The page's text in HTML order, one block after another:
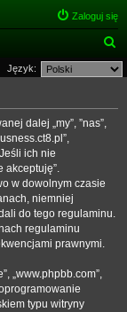
Zaloguj się
z
Język:
dalej „my”, ”nas”,
ich nie
akceptuję”.
w dowolnym czasie
niemniej
do tego regulaminu.
regulaminu
prawnymi.
„www.phpbb.com”,
typu witryny